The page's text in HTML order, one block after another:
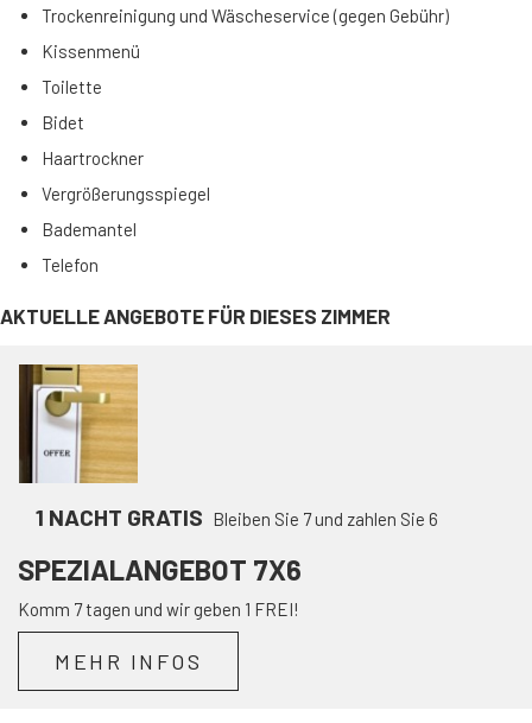
Trockenreinigung und Wäscheservice (gegen Gebühr)
Kissenmenü
Toilette
Bidet
Haartrockner
Vergrößerungsspiegel
Bademantel
Telefon
AKTUELLE ANGEBOTE FÜR DIESES ZIMMER
1 NACHT GRATIS Bleiben Sie 7 und zahlen Sie 6
SPEZIALANGEBOT 7X6
Komm 7 tagen und wir geben 1 FREI!
MEHR INFOS